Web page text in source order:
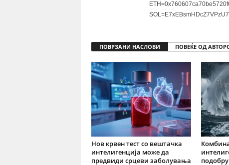
ПОВРЗАНИ НАСЛОВИ ПОВЕЌЕ ОД
Нов крвен тест со вештачка
интелигенција може да
предвиди срцеви заболувања